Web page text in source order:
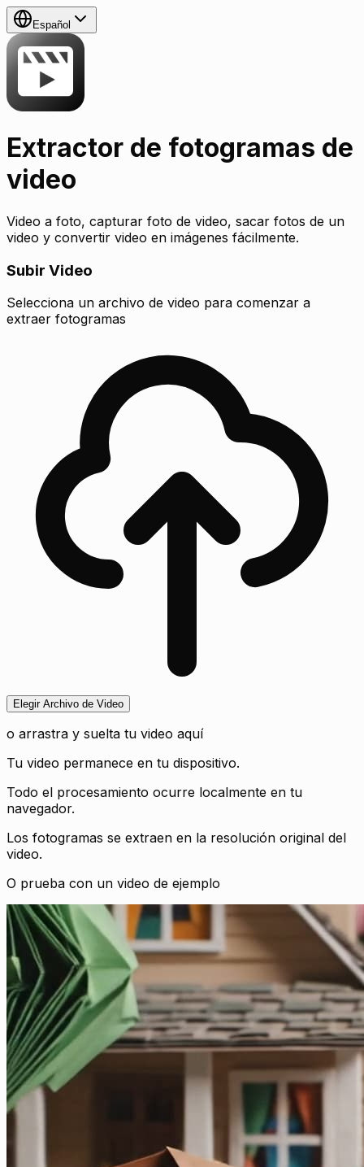
Español
Extractor de fotogramas de
video
Video a foto, capturar foto de video, sacar fotos de un
video y convertir video en imágenes fácilmente.
Subir Video
Selecciona un archivo de video para comenzar a
extraer fotogramas
Elegir Archivo de Video
o arrastra y suelta tu video aquí
Tu video permanece en tu dispositivo.
Todo el procesamiento ocurre localmente en tu
navegador.
Los fotogramas se extraen en la resolución original del
video.
O prueba con un video de ejemplo